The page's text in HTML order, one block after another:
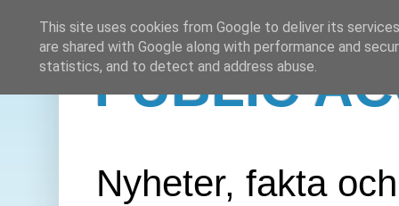
PUBLIC
Nyheter, fakta
This site uses cookies from Google to deliver its
are shared with Google along with performance and
statistics, and to detect and address abuse.